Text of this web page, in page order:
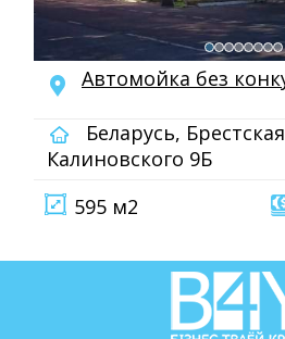
Автомойка без
Беларусь,
Калиновского 9Б
595 м2